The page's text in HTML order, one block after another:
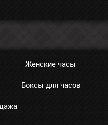
Женские часы
Боксы для часов